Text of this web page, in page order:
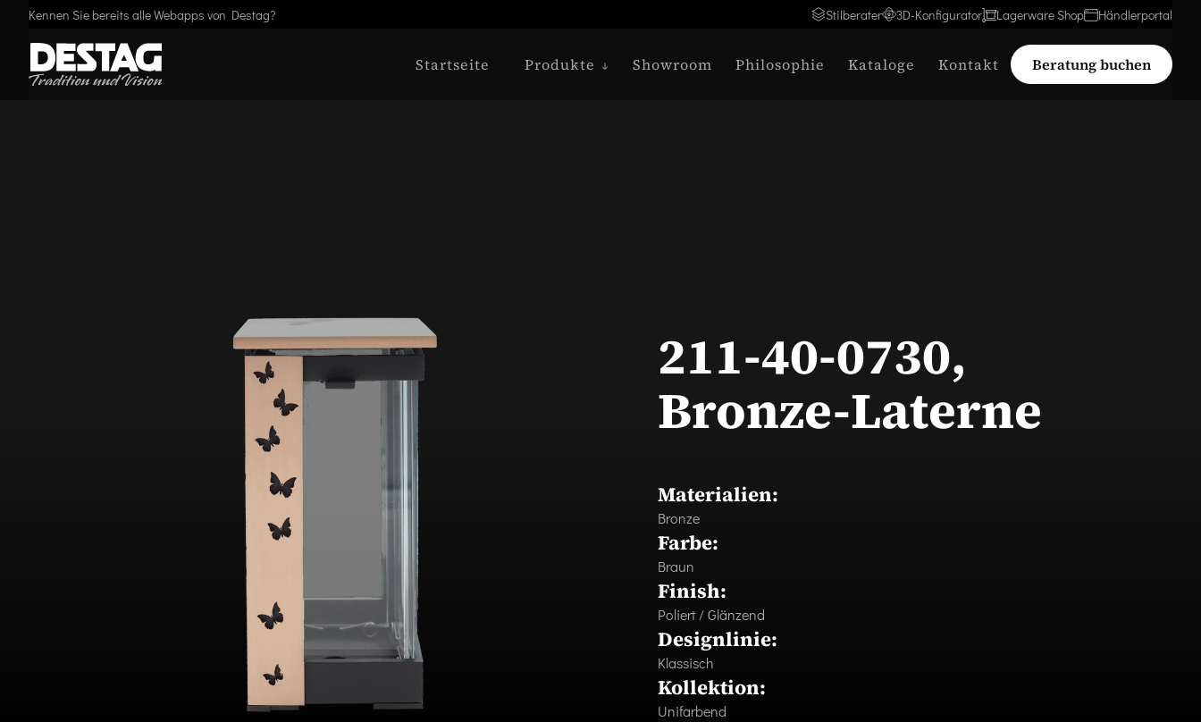
Kennen Sie bereits alle Webapps von Destag? Stilberater 3D-Konfigurator Lagerware Shop Händlerportal
Startseite Produkte Showroom Philosophie Kataloge Kontakt Beratung buchen
211-40-0730,
Bronze-Laterne
Materialien:
Bronze
Farbe:
Braun
Finish:
Poliert / Glänzend
Designlinie:
Klassisch
Kollektion:
Unifarbend